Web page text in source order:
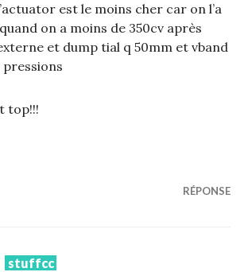
est le moins cher car on l’a
on a moins de 350cv après
et dump tial q 50mm et vband
top!!!
RÉPONSE
stuffcc